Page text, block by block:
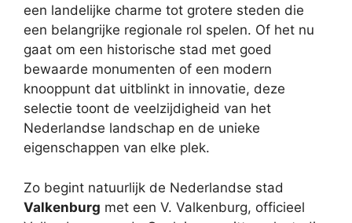
een landelijke charme tot grotere steden die
een belangrijke regionale rol spelen. Of het nu
gaat om een historische stad met goed
bewaarde monumenten of een modern
knooppunt dat uitblinkt in innovatie, deze
selectie toont de veelzijdigheid van het
Nederlandse landschap en de unieke
eigenschappen van elke plek.
Zo begint natuurlijk de Nederlandse stad
Valkenburg met een V. Valkenburg, officieel